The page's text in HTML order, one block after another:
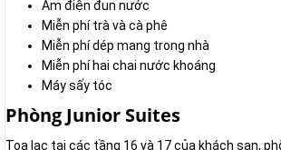
Ấm điện đun nước
Miễn phí trà và cà phê
Miễn phí dép mang trong nhà
Miễn phí hai chai nước khoáng
Máy sấy tóc
Phòng Junior Suites
Tọa lạc tại các tầng 16 và 17 của khách sạn,